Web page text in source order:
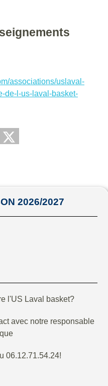
associations/uslaval-
de-l-us-laval-basket-
2026/2027
l'US Laval basket?
avec notre responsable
06.12.71.54.24!